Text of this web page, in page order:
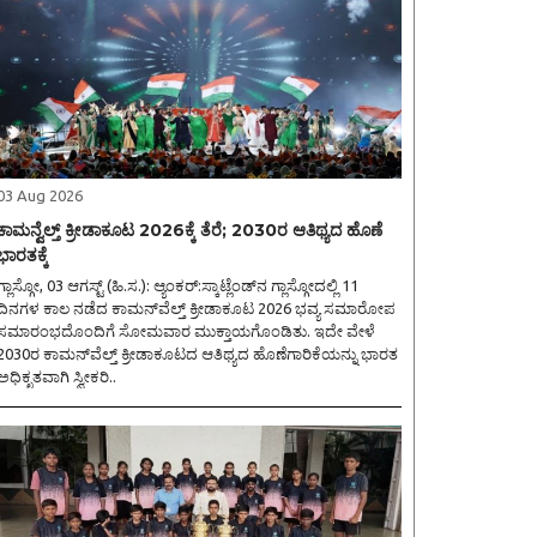
Aug 2026
ಕ್ರೀಡಾಕೂಟ 2026ಕ್ಕೆ ತೆರೆ; 2030ರ ಆತಿಥ್ಯದ ಹೊಣೆ
03 ಆಗಸ್ಟ್ (ಹಿ.ಸ.): ಆ್ಯಂಕರ್:ಸ್ಕಾಟ್ಲೆಂಡ್‌ನ ಗ್ಲಾಸ್ಗೋದಲ್ಲಿ 11
ಕಾಲ ನಡೆದ ಕಾಮನ್‌ವೆಲ್ತ್ ಕ್ರೀಡಾಕೂಟ 2026 ಭವ್ಯ ಸಮಾರೋಪ
ಸೋಮವಾರ ಮುಕ್ತಾಯಗೊಂಡಿತು. ಇದೇ ವೇಳೆ
ಕಾಮನ್‌ವೆಲ್ತ್ ಕ್ರೀಡಾಕೂಟದ ಆತಿಥ್ಯದ ಹೊಣೆಗಾರಿಕೆಯನ್ನು ಭಾರತ
ಸ್ವೀಕರಿ..